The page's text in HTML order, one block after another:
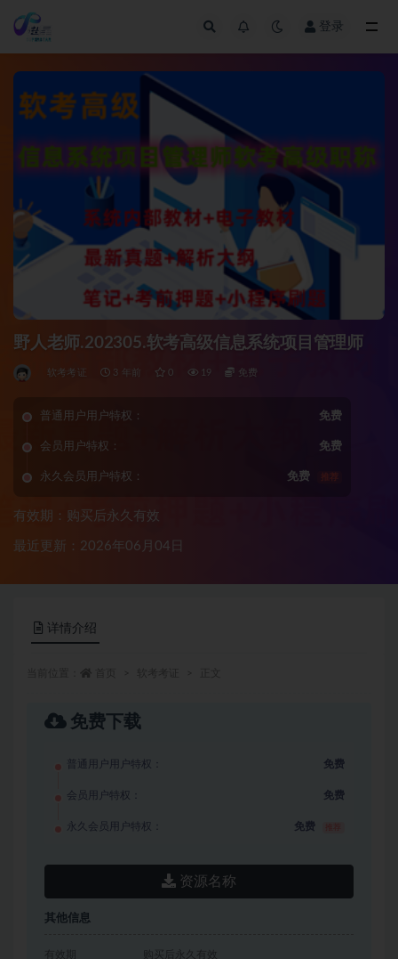
登录
野人老师.202305.软考高级信息系统项目管理师
软考考证 3 年前 0 19 免费
普通用户用户特权： 免费
会员用户特权： 免费
永久会员用户特权： 免费 推荐
有效期：购买后永久有效
最近更新：2026年06月04日
详情介绍
免费下载
普通用户用户特权： 免费
会员用户特权： 免费
永久会员用户特权： 免费
资源名称
其他信息
有效期 购买后永久有效